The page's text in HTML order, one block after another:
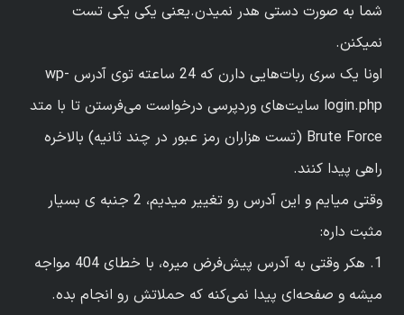
شما به صورت دستی هدر نمیدن.یعنی یکی یکی تست
نمیکنن.
اونا یک سری ربات‌هایی دارن که 24 ساعته توی آدرس wp-
login.php سایت‌های وردپرسی درخواست می‌فرستن تا با متد
Brute Force (تست هزاران رمز عبور در چند ثانیه) بالاخره
راهی پیدا کنند.
وقتی میایم و این آدرس رو تغییر میدیم، 2 جنبه ی بسیار
مثبت داره:
1. هکر وقتی به آدرس پیش‌فرض میره، با خطای 404 مواجه
میشه و صفحه‌ای پیدا نمی‌کنه که حملاتش رو انجام بده.